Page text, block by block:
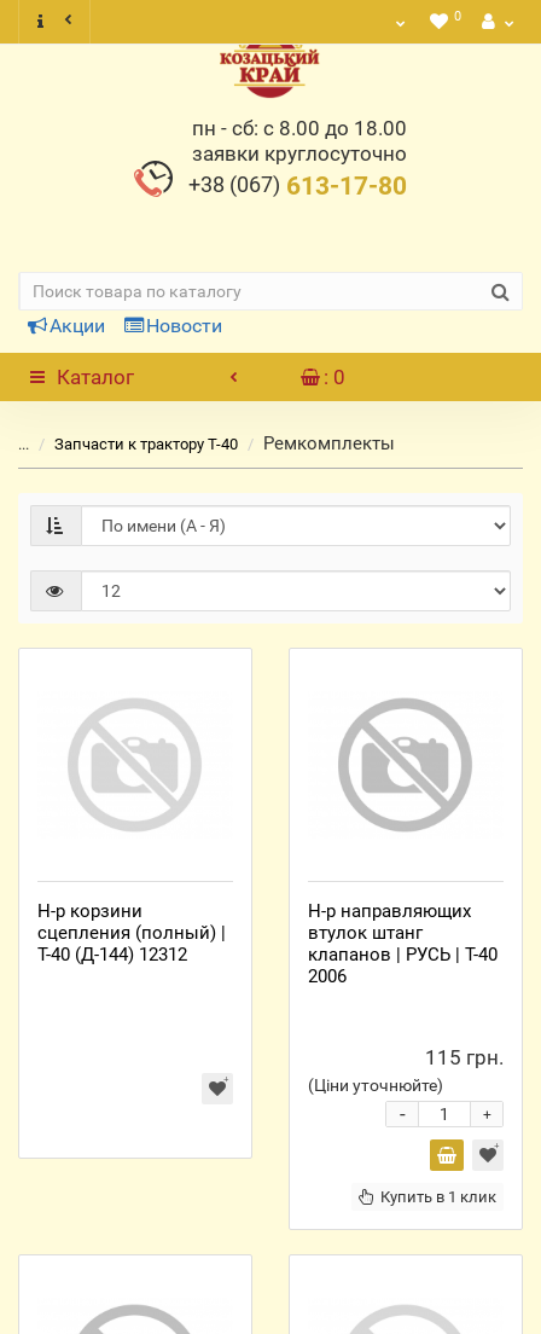
0
пн - сб: с 8.00 до 18.00
заявки круглосуточно
+38 (067) 613-17-80
Акции Новости
Каталог : 0
... Запчасти к трактору Т-40 Ремкомплекты
Н-р корзини
сцепления (полный) |
Т-40 (Д-144) 12312
Н-р направляющих
втулок штанг
клапанов | РУСЬ | Т-40
2006
115 грн.
(Ціни уточнюйте)
+
-
Купить в 1 клик